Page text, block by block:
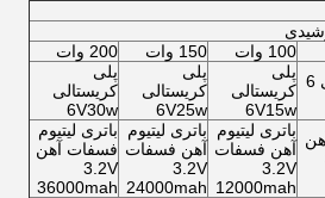
100 وات 150 وات
200 وات
پلی کریستالی 6 پلی
کریستالی
6V15w
پلی
کریستالی
6V25w
پلی
کریستالی
6V30w
باتری لیتیوم
آهن فسفات
3.2V
12000mah
باتری لیتیوم
آهن فسفات
3.2V
24000mah
باتری لیتیوم
فسفات آهن
3.2V
36000mah